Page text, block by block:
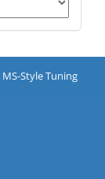
Style Tuning